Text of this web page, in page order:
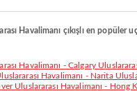
Havalimanı çıkışlı en popüler
Havalimanı - Narita
Uluslararası Havalimanı - Hong